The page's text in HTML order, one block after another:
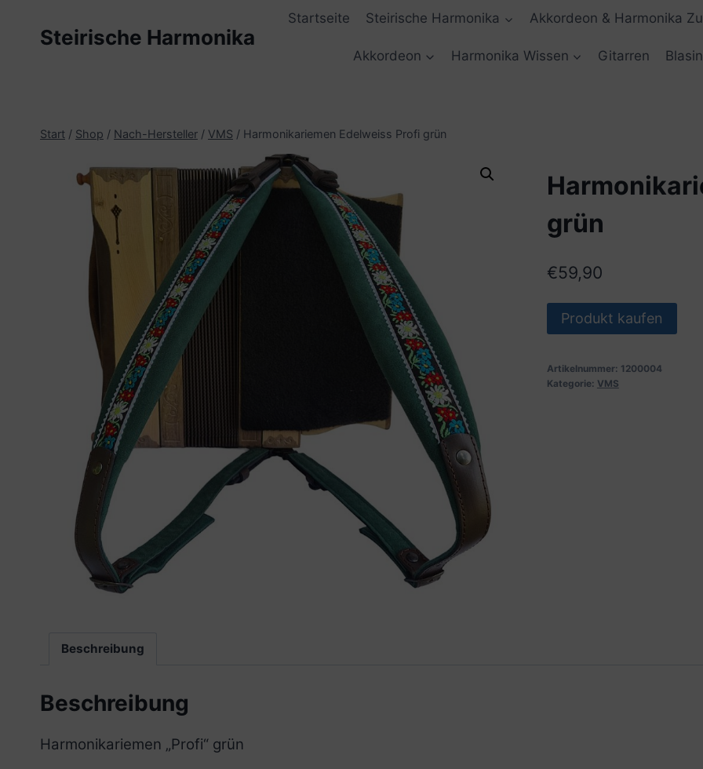
Steirische Harmonika
Startseite Steirische Harmonika Akkordeon & Harmonika
Akkordeon Harmonika Wissen Gitarren
Start / Shop / Nach-Hersteller / VMS / Harmonikariemen Edelweiss Profi grün
grün
€59,90
Produkt kaufen
Artikelnummer: 1200004
Kategorie: VMS
Beschreibung
Beschreibung
Harmonikariemen „Profi“ grün